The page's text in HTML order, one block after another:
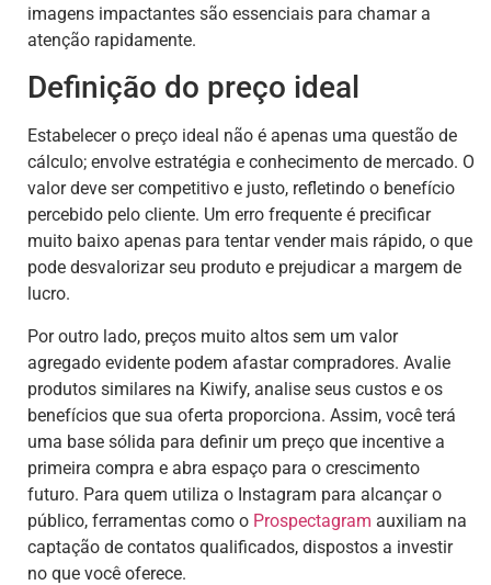
imagens impactantes são essenciais para chamar a
atenção rapidamente.
Definição do preço ideal
Estabelecer o preço ideal não é apenas uma questão de
cálculo; envolve estratégia e conhecimento de mercado. O
valor deve ser competitivo e justo, refletindo o benefício
percebido pelo cliente. Um erro frequente é precificar
muito baixo apenas para tentar vender mais rápido, o que
pode desvalorizar seu produto e prejudicar a margem de
lucro.
Por outro lado, preços muito altos sem um valor
agregado evidente podem afastar compradores. Avalie
produtos similares na Kiwify, analise seus custos e os
benefícios que sua oferta proporciona. Assim, você terá
uma base sólida para definir um preço que incentive a
primeira compra e abra espaço para o crescimento
futuro. Para quem utiliza o Instagram para alcançar o
público, ferramentas como o Prospectagram auxiliam na
captação de contatos qualificados, dispostos a investir
no que você oferece.